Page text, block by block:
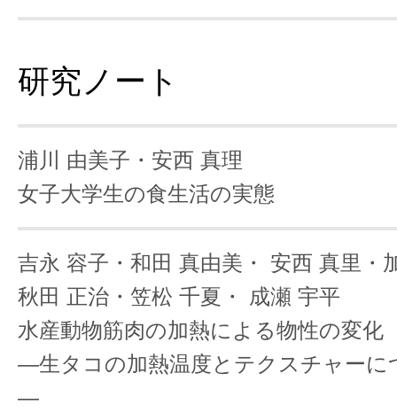
研究ノート
浦川 由美子・安西 真理
女子大学生の食生活の実態
吉永 容子・和田 真由美・
安西 真里・
秋田 正治・笠松 千夏・
成瀬 宇平
水産動物筋肉の加熱による物性の変化
―生タコの加熱温度とテクスチャーに
―